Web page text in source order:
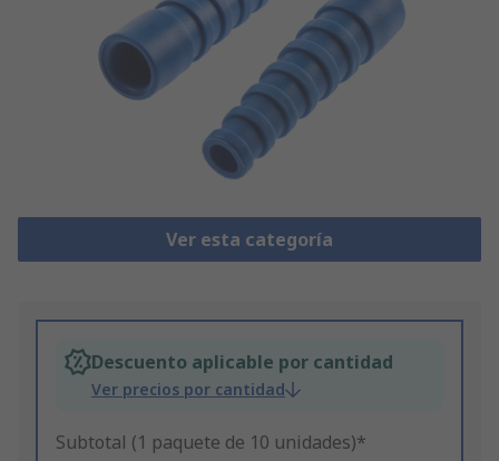
Ver esta categoría
Descuento aplicable por cantidad
Ver precios por cantidad
Subtotal (1 paquete de 10 unidades)*